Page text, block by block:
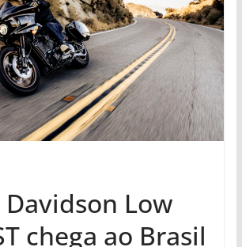
Low
chega ao Brasil